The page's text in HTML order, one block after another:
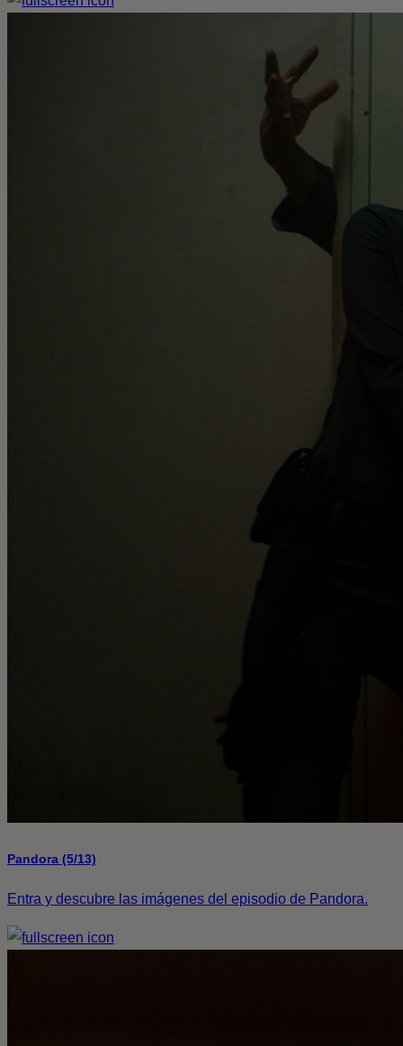
Pandora (5/13)
Entra y descubre las imágenes del episodio de Pandora.